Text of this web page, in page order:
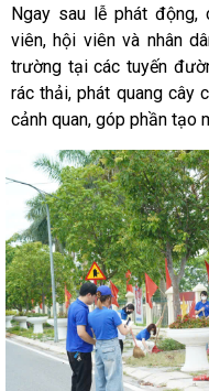
Ngay sau lễ phát
viên, hội viên và nhân
trường tại các tuyến
rác thải, phát quang cây
cảnh quan, góp phần tạo